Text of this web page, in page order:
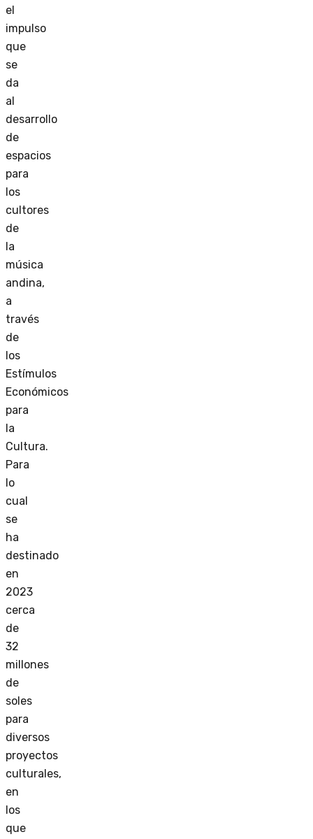
el
impulso
que
se
da
al
desarrollo
de
espacios
para
los
cultores
de
la
música
andina,
a
través
de
los
Estímulos
Económicos
para
la
Cultura.
Para
lo
cual
se
ha
destinado
en
2023
cerca
de
32
millones
de
soles
para
diversos
proyectos
culturales,
en
los
que